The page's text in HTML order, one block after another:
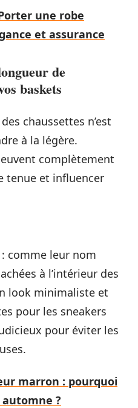
une robe
et assurance
de
baskets
chaussettes n’est
à la légère.
complètement
tenue et influencer
: comme leur nom
à l’intérieur des
look minimaliste et
pour les sneakers
pour éviter les
marron : pourquoi
?